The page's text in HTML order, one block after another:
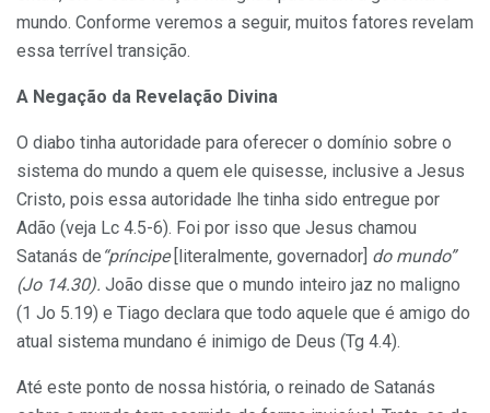
mundo. Conforme veremos a seguir, muitos fatores revelam
essa terrível transição.
A Negação da Revelação Divina
O diabo tinha autoridade para oferecer o domínio sobre o
sistema do mundo a quem ele quisesse, inclusive a Jesus
Cristo, pois essa autoridade lhe tinha sido entregue por
Adão (veja Lc 4.5-6). Foi por isso que Jesus chamou
Satanás de “príncipe[literalmente, governador] do mundo”
(Jo 14.30). João disse que o mundo inteiro jaz no maligno
(1 Jo 5.19) e Tiago declara que todo aquele que é amigo do
atual sistema mundano é inimigo de Deus (Tg 4.4).
Até este ponto de nossa história, o reinado de Satanás